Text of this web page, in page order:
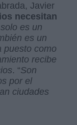
Javier
necesitan
es un
es un
puesto como
recibe
. “Son
por el
ciudades